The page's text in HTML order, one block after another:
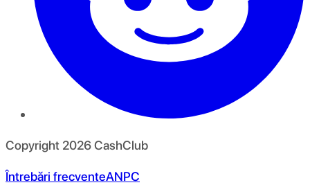
Copyright 2026CashClub
Întrebări frecventeANPC